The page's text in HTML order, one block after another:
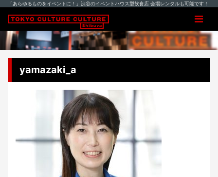
「あらゆるものをイベントに！」渋谷のイベントハウス型飲食店 会場レンタルも可能です！
yamazaki_a